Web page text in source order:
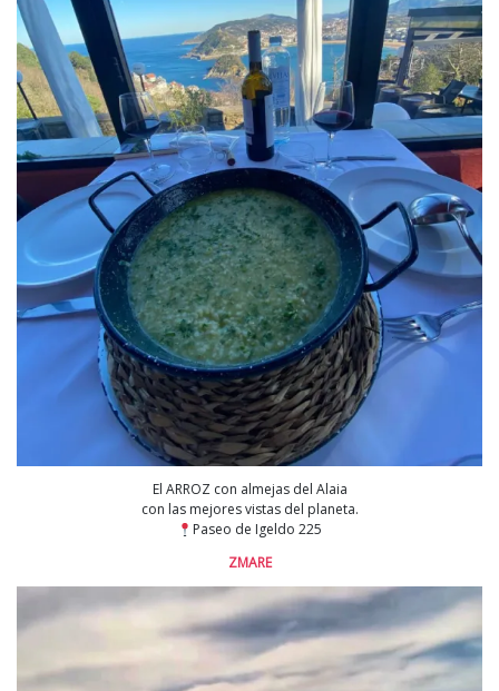
El ARROZ con almejas del Alaia
con las mejores vistas del planeta.
Paseo de Igeldo 225
ZMARE